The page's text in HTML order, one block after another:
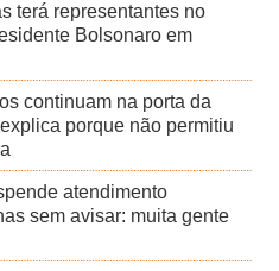
terá representantes no
Bolsonaro em
continuam na porta da
porque não permitiu
atendimento
sem avisar: muita gente